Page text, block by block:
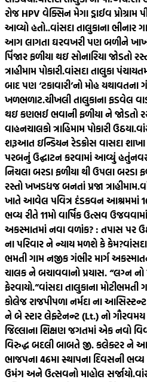
રોજ HPV વેક્સિન મેગા ડ્રાઈવ
આવ્યો હતો..વાંસદા તાલુકાના ભીનાર
આગ લાગતા ઘરવખરી પણ બળીને
પિંજાર ફળીયા થઇ સોનારિયા જોડતો
ત્રાહીમામ પોકારી.વાંસદા તાલુકા
બાદ પણ ‘ટકાવારી’નો મોહ યથાવતના
ખળભળાટ.ચીખલી તાલુકાના ફડવેલ
થઇ કણભઈ ભવાની ફળીયા ને જોડતો
વાહનચાલકો ત્રાહિમામ પોકારી ઉઠયા.
શરૂઆત ઇન્ડિયન રેડક્રોસ વાસદા શાખા
પરબનું ઉદ્ઘાટન કરવામાં આવ્યું હતું
નિચલા બરડા ફળીયા થી ઉપલા બરડા
રસ્તો ખખડધજ બનતાં પ્રજા ત્રાહીમામ.
ખાતે આવેલ પવિત્ર દંડકવન આશ્રમમાં
ભવ્ય રીતે 11મો વાર્ષિક ઉત્સવ
અકસ્માતમાં નવા વળાંક? : તપાસ પર
ના પરિવાર ને ન્યાય મળશે કે કેમ?
ભમતી ગામ નજીક ગંભીર માર્ગ
ચાલક ને બચાવવાનો પ્રયાસ. “લગ્ન નો
ફેરવાયો.”વાંસદા તાલુકાના મોટીભમતી
કોલેજ રાજપીપળા નર્મદા ના
ને બે સ્ટાર લેફ્ટેનન્ટ (Lt.) નો ગૌરવમય
જિલ્લાના શિક્ષણ જગતમાં એક નવો
વિરુદ્ધ બદલી બાબતે જી. કલેક્ટર ને
ભાજપના 46મા સ્થાપના દિવસની ભવ્ય
ઉમંગ અને ઉત્સવનો માહોલ સર્જાયો.